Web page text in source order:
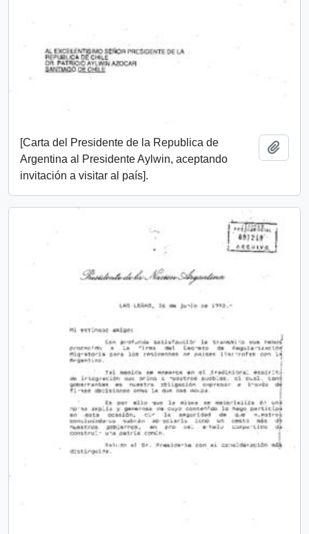
[Carta del Presidente de la Republica de
Argentina al Presidente Aylwin, aceptando
invitación a visitar al país].